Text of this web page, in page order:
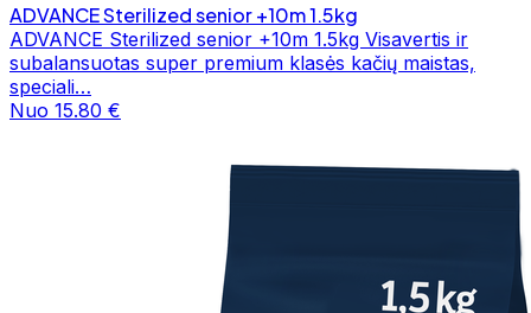
ADVANCE Sterilized senior +10m 1.5kg
ADVANCE Sterilized senior +10m 1.5kg Visavertis ir
subalansuotas super premium klasės kačių maistas,
speciali…
Nuo 15.80 €